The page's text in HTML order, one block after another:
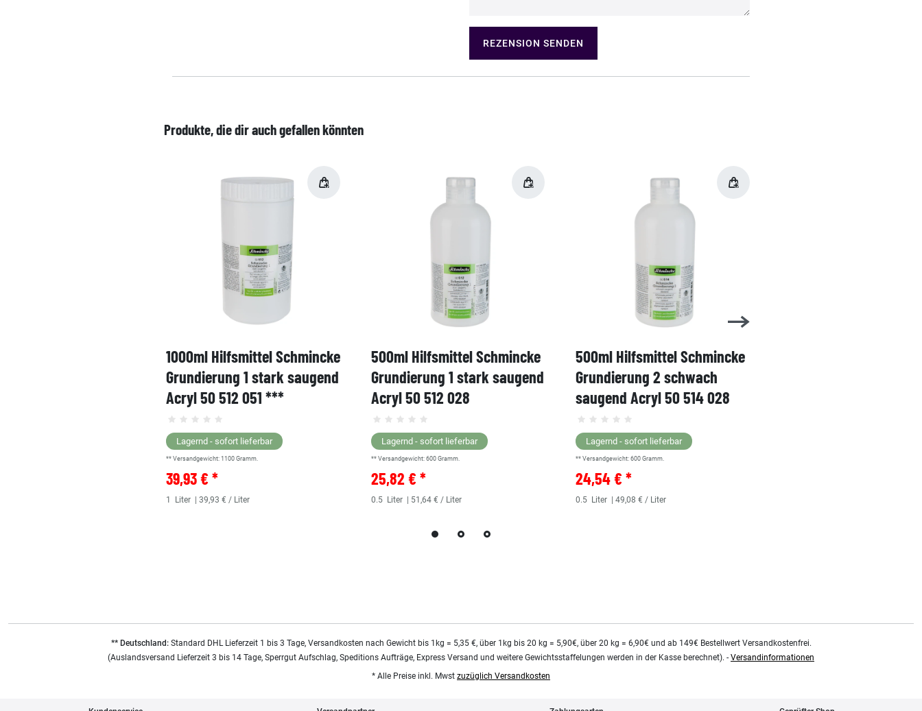
REZENSION SENDEN
Produkte, die dir auch gefallen könnten
1000ml Hilfsmittel Schmincke
Grundierung 1 stark saugend
Acryl 50 512 051 ***
Lagernd - sofort lieferbar
** Versandgewicht: 1100 Gramm.
39,93 € *
1 Liter | 39,93 € / Liter
500ml Hilfsmittel Schmincke
Grundierung 1 stark saugend
Acryl 50 512 028
Lagernd - sofort lieferbar
** Versandgewicht: 600 Gramm.
25,82 € *
0.5 Liter | 51,64 € / Liter
500ml Hilfsmittel Schmincke
Grundierung 2 schwach
saugend Acryl 50 514 028
Lagernd - sofort lieferbar
** Versandgewicht:600 Gramm.
24,54 € *
0.5 Liter | 49,08 € / Liter
** Deutschland:Standard DHL Lieferzeit 1 bis 3 Tage, Versandkosten nach Gewicht bis 1kg = 5,35 €, über 1kg bis 20 kg = 5,90€, über 20 kg = 6,90€ und ab 149€ Bestellwert Versandkostenfrei.
(Auslandsversand Lieferzeit 3 bis 14 Tage, Sperrgut Aufschlag, Speditions Aufträge, Express Versand und weitere Gewichtsstaffelungen werden in der Kasse berechnet). - Versandinformationen
* Alle Preise inkl. Mwst zuzüglich Versandkosten